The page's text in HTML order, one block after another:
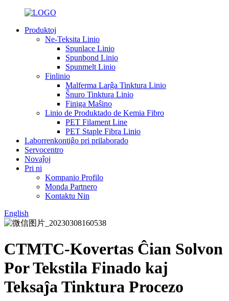
Produktoj
Ne-Teksita Linio
Spunlace Linio
Spunbond Linio
Spunmelt Linio
Finlinio
Malferma Larĝa Tinktura Linio
Ŝnuro Tinktura Linio
Finiga Maŝino
Linio de Produktado de Kemia Fibro
PET Filament Line
PET Staple Fibra Linio
Laborrenkontiĝo pri prilaborado
Servocentro
Novaĵoj
Pri ni
Kompanio Profilo
Monda Partnero
Kontaktu Nin
English
CTMTC-Kovertas Ĉian Solvon
Por Tekstila Finado kaj
Teksaĵa Tinktura Procezo